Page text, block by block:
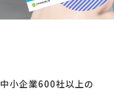
中小企業600社以上の